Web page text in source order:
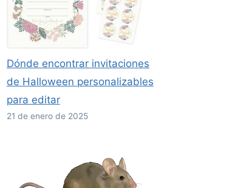
Dónde encontrar invitaciones
de Halloween personalizables
para editar
21 de enero de 2025